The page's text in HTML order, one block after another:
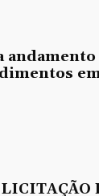
andamento